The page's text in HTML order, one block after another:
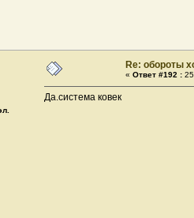
Re: обороты
« Ответ #192 :
Да.система ковек